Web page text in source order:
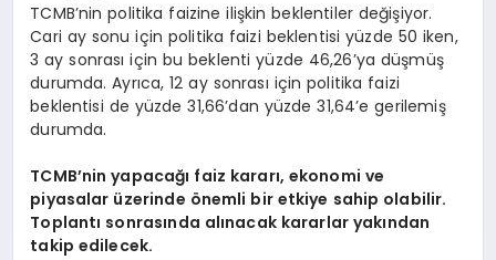
TCMB’nin politika faizine ilişkin beklentiler değişiyor.
Cari ay sonu için politika faizi beklentisi yüzde 50 iken,
3 ay sonrası için bu beklenti yüzde 46,26’ya düşmüş
durumda. Ayrıca, 12 ay sonrası için politika faizi
beklentisi de yüzde 31,66’dan yüzde 31,64’e gerilemiş
durumda.
TCMB’nin yapacağı faiz kararı, ekonomi ve
piyasalar üzerinde önemli bir etkiye sahip olabilir.
Toplantı sonrasında alınacak kararlar yakından
takip edilecek.